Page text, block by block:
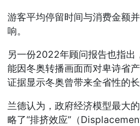
游客平均停留时间与消费金额
响。
另一份2022年顾问报告也指出
能因冬奥转播画面而对卑诗省
证据显示冬奥曾带来全省性的长
兰德认为，政府经济模型最大
略了“排挤效应”（